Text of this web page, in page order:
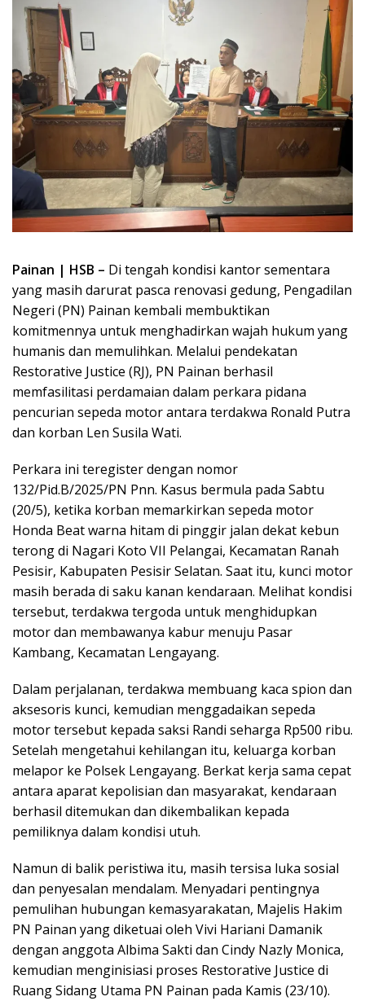
Painan | HSB – Di tengah kondisi kantor sementara
yang masih darurat pasca renovasi gedung, Pengadilan
Negeri (PN) Painan kembali membuktikan
komitmennya untuk menghadirkan wajah hukum yang
humanis dan memulihkan. Melalui pendekatan
Restorative Justice (RJ), PN Painan berhasil
memfasilitasi perdamaian dalam perkara pidana
pencurian sepeda motor antara terdakwa Ronald Putra
dan korban Len Susila Wati.
Perkara ini teregister dengan nomor
132/Pid.B/2025/PN Pnn. Kasus bermula pada Sabtu
(20/5), ketika korban memarkirkan sepeda motor
Honda Beat warna hitam di pinggir jalan dekat kebun
terong di Nagari Koto VII Pelangai, Kecamatan Ranah
Pesisir, Kabupaten Pesisir Selatan. Saat itu, kunci motor
masih berada di saku kanan kendaraan. Melihat kondisi
tersebut, terdakwa tergoda untuk menghidupkan
motor dan membawanya kabur menuju Pasar
Kambang, Kecamatan Lengayang.
Dalam perjalanan, terdakwa membuang kaca spion dan
aksesoris kunci, kemudian menggadaikan sepeda
motor tersebut kepada saksi Randi seharga Rp500 ribu.
Setelah mengetahui kehilangan itu, keluarga korban
melapor ke Polsek Lengayang. Berkat kerja sama cepat
antara aparat kepolisian dan masyarakat, kendaraan
berhasil ditemukan dan dikembalikan kepada
pemiliknya dalam kondisi utuh.
Namun di balik peristiwa itu, masih tersisa luka sosial
dan penyesalan mendalam. Menyadari pentingnya
pemulihan hubungan kemasyarakatan, Majelis Hakim
PN Painan yang diketuai oleh Vivi Hariani Damanik
dengan anggota Albima Sakti dan Cindy Nazly Monica,
kemudian menginisiasi proses Restorative Justice di
Ruang Sidang Utama PN Painan pada Kamis (23/10).